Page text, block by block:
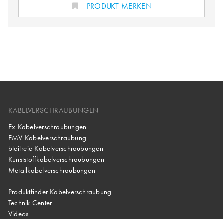
PRODUKT MERKEN
KABELVERSCHRAUBUNGEN
Ex Kabelverschraubungen
EMV Kabelverschraubung
bleifreie Kabelverschraubungen
Kunststoffkabelverschraubungen
Metallkabelverschraubungen
Produktfinder Kabelverschraubung
Technik Center
Videos